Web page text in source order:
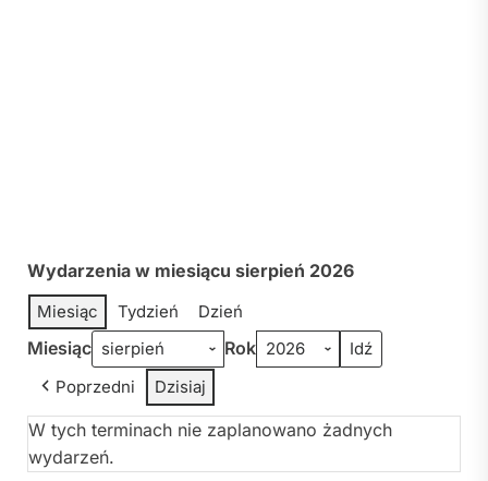
Wydarzenia w miesiącu sierpień 2026
Miesiąc Tydzień Dzień
Miesiąc Rok
Poprzedni Dzisiaj
W tych terminach nie zaplanowano żadnych
wydarzeń.